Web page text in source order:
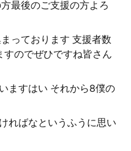
最後のご支援の方よろ
っております 支援者数
すのでぜひですね皆さん
ますはい それから8僕の
ればなというふうに思い